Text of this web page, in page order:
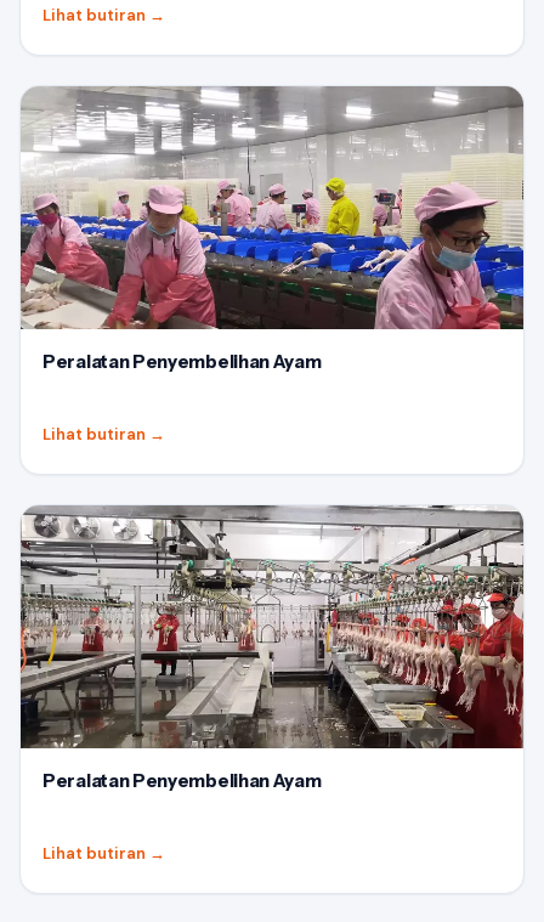
Lihat butiran →
Peralatan Penyembelihan Ayam
Lihat butiran →
Peralatan Penyembelihan Ayam
Lihat butiran →